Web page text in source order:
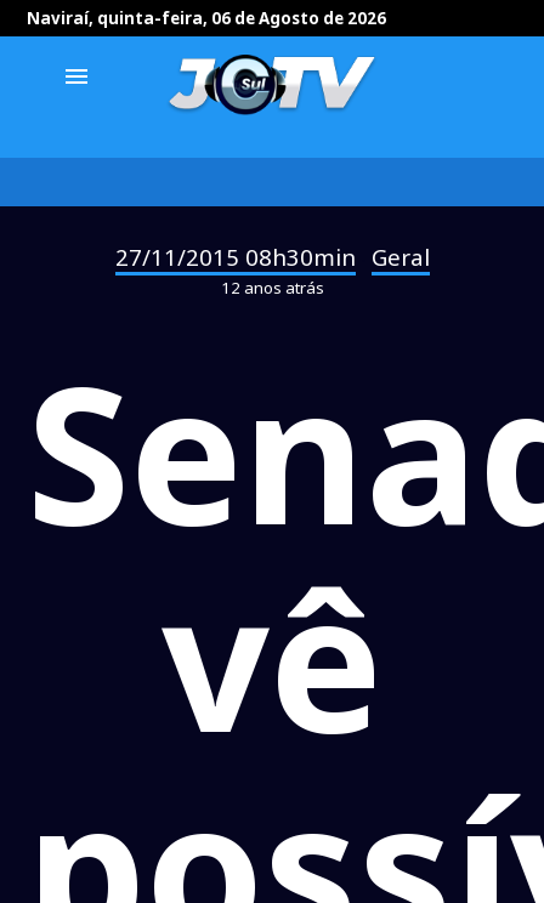
Naviraí, quinta-feira, 06 de Agosto de 2026
menu
27/11/2015 08h30min Geral
12 anos atrás
vê